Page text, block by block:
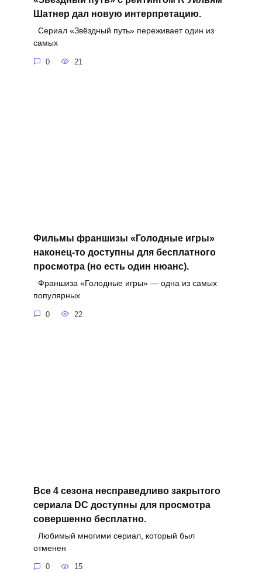
Шатнер дал новую интерпретацию.
Сериал «Звёздный путь» переживает один из
самых
0 21
Фильмы франшизы «Голодные игры»
наконец-то доступны для бесплатного
просмотра (но есть один нюанс).
Франшиза «Голодные игры» — одна из самых
популярных
0 22
Все 4 сезона несправедливо закрытого
сериала DC доступны для просмотра
совершенно бесплатно.
Любимый многими сериал, который был
отменен
0 15